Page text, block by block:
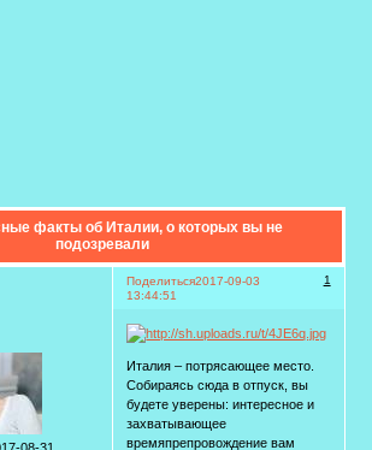
факты об Италии, о которых вы не
подозревали
Поделиться 1
2017-09-03
13:44:51
08-31
Италия – потрясающее место.
Собираясь сюда в отпуск, вы
будете уверены: интересное и
захватывающее
времяпрепровождение вам